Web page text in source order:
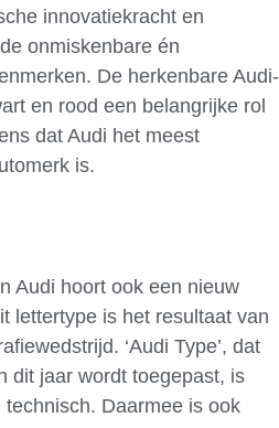
innovatiekracht en
onmiskenbare én
De herkenbare Audi-
en rood een belangrijke rol
dat Audi het meest
is.
Audi hoort ook een nieuw
lettertype is het resultaat van
‘Audi Type’, dat
dit jaar wordt toegepast, is
Daarmee is ook